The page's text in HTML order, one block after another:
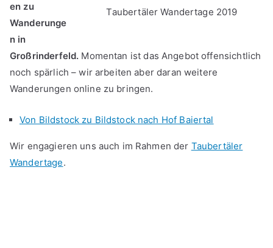
Taubertäler Wandertage 2019
en zu
Wanderunge
n in
Großrinderfeld. Momentan ist das Angebot offensichtlich
noch spärlich – wir arbeiten aber daran weitere
Wanderungen online zu bringen.
Von Bildstock zu Bildstock nach Hof Baiertal
Wir engagieren uns auch im Rahmen der Taubertäler
Wandertage.